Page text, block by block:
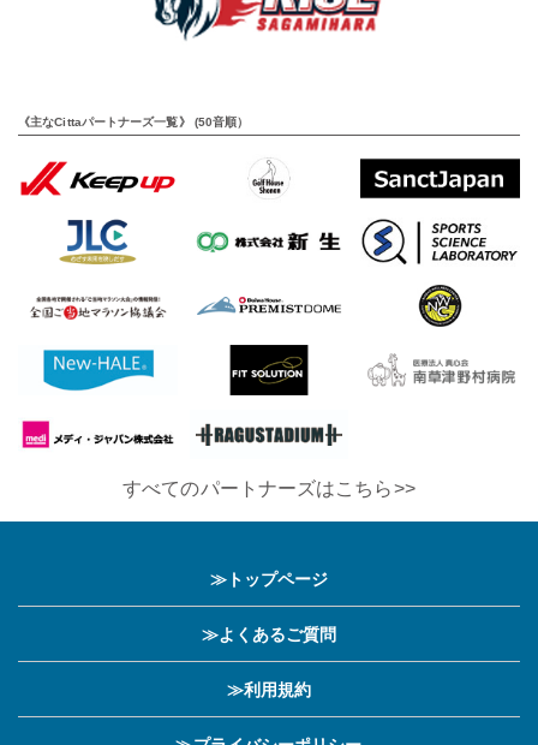
《主なCittaパートナーズ一覧》 (50音順）
すべてのパートナーズはこちら>>
≫トップページ
≫よくあるご質問
≫利用規約